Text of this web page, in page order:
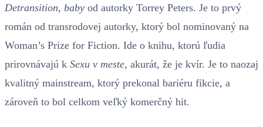
Detransition, baby od autorky Torrey Peters. Je to prvý
román od transrodovej autorky, ktorý bol nominovaný na
Woman’s Prize for Fiction. Ide o knihu, ktorú ľudia
prirovnávajú k Sexu v meste, akurát, že je kvír. Je to naozaj
kvalitný mainstream, ktorý prekonal bariéru fikcie, a
zároveň to bol celkom veľký komerčný hit.